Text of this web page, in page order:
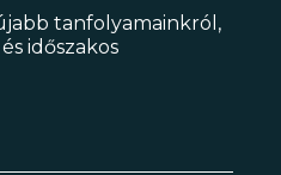
tanfolyamainkról,
időszakos